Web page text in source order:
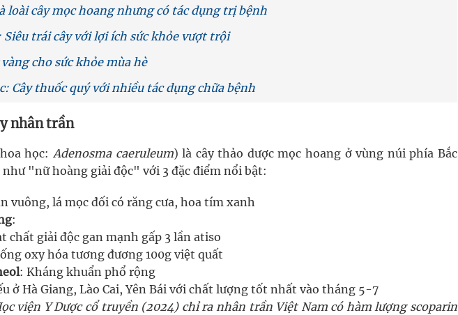
loài cây mọc hoang nhưng có tác dụng trị bệnh
Siêu trái cây với lợi ích sức khỏe vượt trội
cho sức khỏe mùa hè
Cây thuốc quý với nhiều tác dụng chữa bệnh
nhân trần
học: Adenosma caeruleum) là cây thảo dược mọc hoang ở vùng núi phía Bắc
như "nữ hoàng giải độc" với 3 đặc điểm nổi bật:
vuông, lá mọc đối có răng cưa, hoa tím xanh
:
chất giải độc gan mạnh gấp 3 lần atiso
oxy hóa tương đương 100g việt quất
: Kháng khuẩn phổ rộng
ở Hà Giang, Lào Cai, Yên Bái với chất lượng tốt nhất vào tháng 5-7
viện Y Dược cổ truyền (2024) chỉ ra nhân trần Việt Nam có hàm lượng scoparin